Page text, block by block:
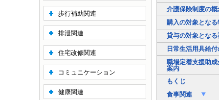
介護保険制度の概
購入の対象とな
貸与の対象とな
日常生活用具給
職場定着支援助
案内
もくじ
食事関連
歩行補助関連
排泄関連
住宅改修関連
コミュニケーション
健康関連